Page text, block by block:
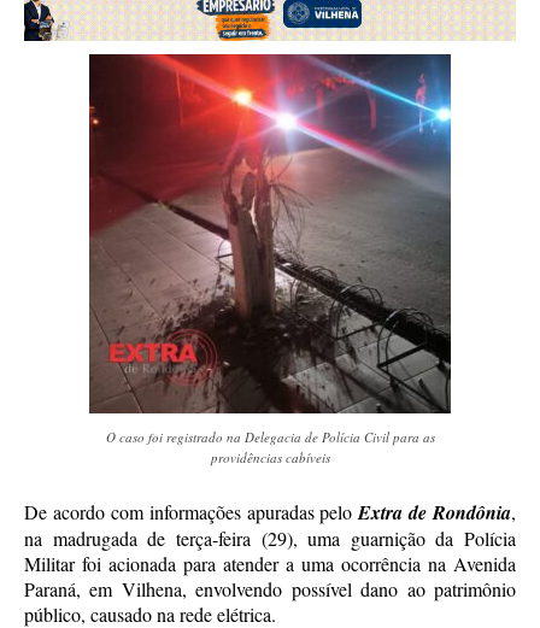
O caso foi registrado na Delegacia de Polícia Civil para as
providências cabíveis
De acordo com informações apuradas peloExtra de Rondônia,
na madrugada de terça-feira (29), uma guarnição da Polícia
Militar foi acionada para atender a uma ocorrência na Avenida
Paraná, em Vilhena, envolvendo possível dano ao patrimônio
público, causado na rede elétrica.